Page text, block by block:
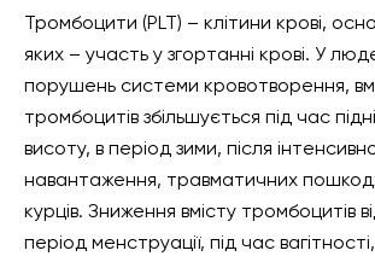
Тромбоцити (PLT) – клітини крові,
яких – участь у згортанні крові. У
порушень системи кровотворення,
тромбоцитів збільшується під час
висоту, в період зими, після
навантаження, травматичних
курців. Зниження вмісту тромбоцитів
період менструації, під час